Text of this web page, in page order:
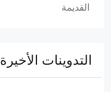
القديمة
التدوينات الأخيرة